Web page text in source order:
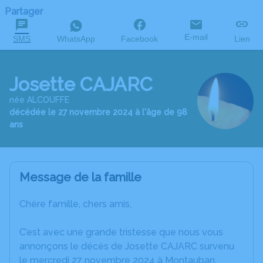
Partager
SMS WhatsApp Facebook E-mail Lien
Josette CAJARC
née ALCOUFFE
décédée le 27 novembre 2024 à l'âge de 98
ans
Message de la famille
Chère famille, chers amis,
C’est avec une grande tristesse que nous vous
annonçons le décès de Josette CAJARC survenu
le mercredi 27 novembre 2024 à Montauban.